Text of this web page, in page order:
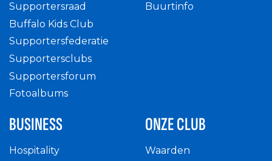
Supportersraad
Buffalo Kids Club
Supportersfederatie
Supportersclubs
Supportersforum
Fotoalbums
Buurtinfo
BUSINESS
Hospitality
ONZE CLUB
Waarden